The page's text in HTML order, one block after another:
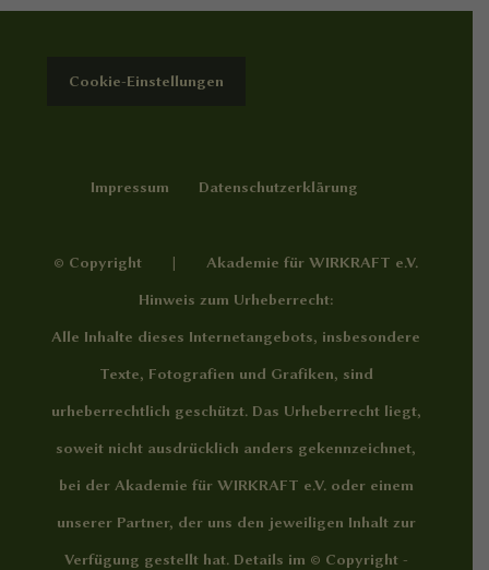
Cookie-Einstellungen
Impressum Datenschutzerklärung
© Copyright | Akademie für WIRKRAFT e.V.
Hinweis zum Urheberrecht:
Alle Inhalte dieses Internetangebots, insbesondere
Texte, Fotografien und Grafiken, sind
urheberrechtlich geschützt. Das Urheberrecht liegt,
soweit nicht ausdrücklich anders gekennzeichnet,
bei der Akademie für WIRKRAFT e.V. oder einem
unserer Partner, der uns den jeweiligen Inhalt zur
Verfügung gestellt hat. Details im © Copyright -